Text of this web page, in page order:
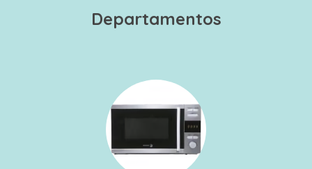
Departamentos